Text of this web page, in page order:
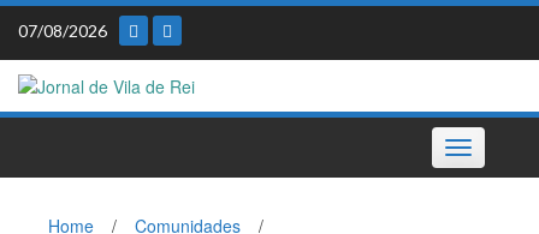
Skip
content
07/08/2026
Toggle
navigation
Home / Comunidades
/